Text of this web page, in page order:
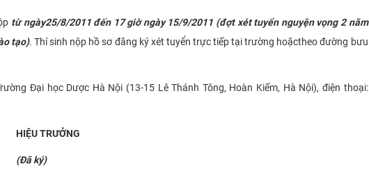
từ ngày25/8/2011 đến 17 giờ ngày 15/9/2011 (đợt xét tuyển nguyện vọng 2 năm
tạo). Thí sinh nộp hồ sơ đăng ký xét tuyển trực tiếp tại trường hoặctheo đường bưu
Đại học Dược Hà Nội (13-15 Lê Thánh Tông, Hoàn Kiếm, Hà Nội), điện thoại:
HIỆU TRƯỞNG
(Đã ký)